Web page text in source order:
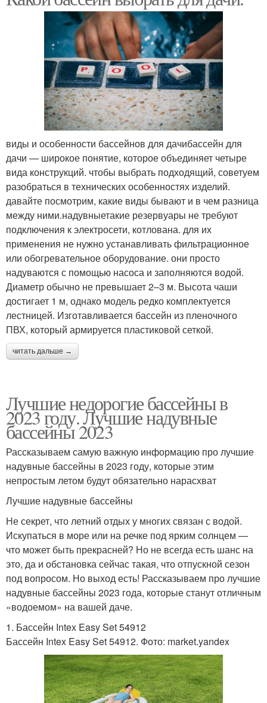
виды и особенности бассейнов для дачибассейн для
дачи — широкое понятие, которое объединяет четыре
вида конструкций. чтобы выбрать подходящий, советуем
разобраться в технических особенностях изделий.
давайте посмотрим, какие виды бывают и в чем разница
между ними.надувныетакие резервуары не требуют
подключения к электросети, котлована. для их
применения не нужно устанавливать фильтрационное
или обогревательное оборудование. они просто
надуваются с помощью насоса и заполняются водой.
Диаметр обычно не превышает 2–3 м. Высота чаши
достигает 1 м, однако модель редко комплектуется
лестницей. Изготавливается бассейн из пленочного
ПВХ, который армируется пластиковой сеткой.
читать дальше →
Лучшие недорогие бассейны в
2023 году. Лучшие надувные
бассейны 2023
Рассказываем самую важную информацию про лучшие
надувные бассейны в 2023 году, которые этим
непростым летом будут обязательно нарасхват
Лучшие надувные бассейны
Не секрет, что летний отдых у многих связан с водой.
Искупаться в море или на речке под ярким солнцем —
что может быть прекрасней? Но не всегда есть шанс на
это, да и обстановка сейчас такая, что отпускной сезон
под вопросом. Но выход есть! Рассказываем про лучшие
надувные бассейны 2023 года, которые станут отличным
«водоемом» на вашей даче.
1. Бассейн Intex Easy Set 54912
Бассейн Intex Easy Set 54912. Фото: market.yandex